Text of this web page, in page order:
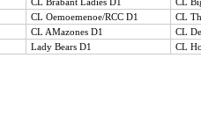
CL Oemoemenoe/RCC D1
CL
CL AMazones D1
CL
Lady Bears D1 CL